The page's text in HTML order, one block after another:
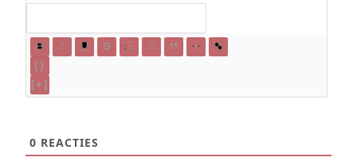
{}
[+]
0 REACTIES